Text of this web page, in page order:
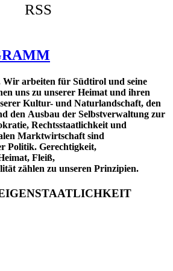
RSS
Wir arbeiten für Südtirol und seine
uns zu unserer Heimat und ihren
Kultur- und Naturlandschaft, den
den Ausbau der Selbstverwaltung zur
Rechtsstaatlichkeit und
Marktwirtschaft sind
Politik. Gerechtigkeit,
Fleiß,
zählen zu unseren Prinzipien.